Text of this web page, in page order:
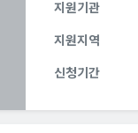
지원기관
지원지역
신청기간